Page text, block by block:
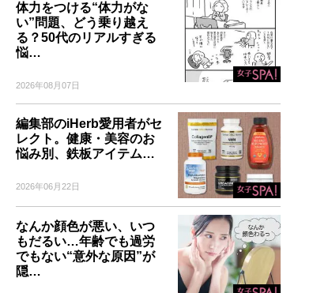
体力をつける“体力がな
い”問題、どう乗り越え
る？50代のリアルすぎる
悩…
2026年08月07日
編集部のiHerb愛用者がセ
レクト。健康・美容のお
悩み別、鉄板アイテム…
2026年06月22日
なんか顔色が悪い、いつ
もだるい…年齢でも過労
でもない“意外な原因”が
隠…